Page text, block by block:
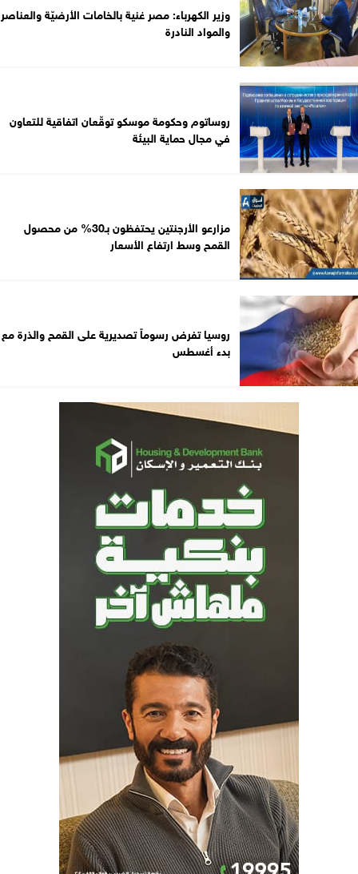
وزير الكهرباء: مصر غنية بالخامات الأرضيّة والعناصر
والمواد النادرة
روساتوم وحكومة موسكو توقّعان اتفاقية للتعاون
في مجال حماية البيئة
مزارعو الأرجنتين يحتفظون بـ30% من محصول
القمح وسط ارتفاع الأسعار
روسيا تفرض رسوماً تصديرية على القمح والذرة مع
بدء أغسطس